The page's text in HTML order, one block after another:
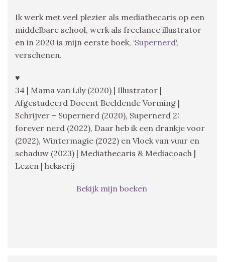
Ik werk met veel plezier als mediathecaris op een
middelbare school, werk als freelance illustrator
en in 2020 is mijn eerste boek, ‘Supernerd‘,
verschenen.
♥
34 | Mama van Lily (2020) | Illustrator |
Afgestudeerd Docent Beeldende Vorming |
Schrijver – Supernerd (2020), Supernerd 2:
forever nerd (2022), Daar heb ik een drankje voor
(2022), Wintermagie (2022) en Vloek van vuur en
schaduw (2023) | Mediathecaris & Mediacoach |
Lezen | hekserij
Bekijk mijn boeken